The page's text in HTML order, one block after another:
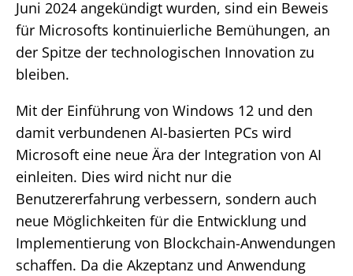
Juni 2024 angekündigt wurden, sind ein Beweis
für Microsofts kontinuierliche Bemühungen, an
der Spitze der technologischen Innovation zu
bleiben.
Mit der Einführung von Windows 12 und den
damit verbundenen AI-basierten PCs wird
Microsoft eine neue Ära der Integration von AI
einleiten. Dies wird nicht nur die
Benutzererfahrung verbessern, sondern auch
neue Möglichkeiten für die Entwicklung und
Implementierung von Blockchain-Anwendungen
schaffen. Da die Akzeptanz und Anwendung